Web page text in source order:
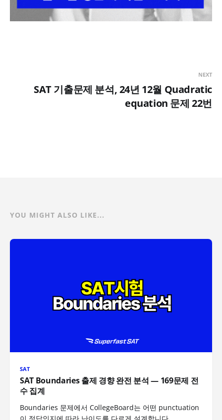
NEXT
SAT 기출문제 분석, 24년 12월 Quadratic
equation 문제 22번
YOU MIGHT ALSO LIKE...
SAT
SAT Boundaries 출제 경향 완전 분석 — 169문제 전
수 집계
Boundaries 문제에서 CollegeBoard는 어떤 punctuation